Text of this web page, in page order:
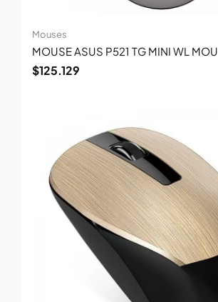
Mouses
MOUSE ASUS P521 TG MINI WL MOU
$125.129